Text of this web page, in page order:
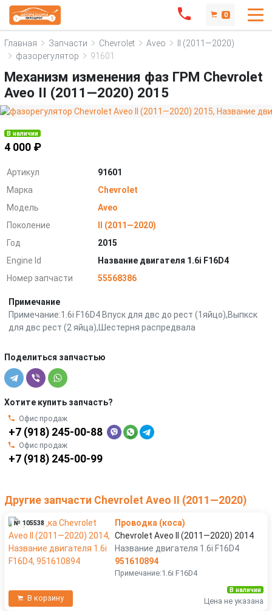
0
Главная Запчасти Chevrolet Aveo
II (2011—2020)
фазорегулятор
91601
Механизм изменения фаз ГРМ Chevrolet
Aveo II (2011—2020) 2015
В наличии
4 000 ₽
Артикул
91601
Марка
Chevrolet
Модель
Aveo
Поколение
II (2011—2020)
Год
2015
Engine Id
Название двигателя 1.6i F16D4
Номер запчасти
55568386
Примечание
Примечание:1.6i F16D4 Впуск для двс до рест (1яйцо),Выпкск
для двс рест (2 яйца),Шестерня распредвала
Поделиться запчастью
Хотите купить запчасть?
Офис продаж
+7 (918) 245-00-88
Офис продаж
+7 (918) 245-00-99
Другие запчасти Chevrolet Aveo II (2011—2020)
№ 105538
Проводка (коса)
Chevrolet Aveo II (2011—2020) 2014
Название двигателя 1.6i F16D4
951610894
Примечание:1.6i F16D4
В корзину
В наличии
Цена не указана